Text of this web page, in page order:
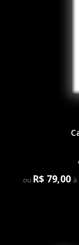
ou R$ 79,00 à